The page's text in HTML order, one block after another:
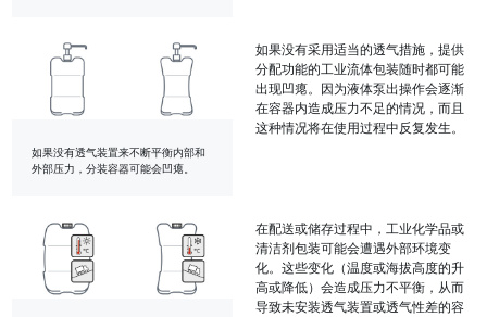
如果没有透气装置来不断平衡内部和
外部压力，分装容器可能会凹瘪。
如果没有采用适当的透气措施，提供
分配功能的工业流体包装随时都可能
出现凹瘪。因为液体泵出操作会逐渐
在容器内造成压力不足的情况，而且
这种情况将在使用过程中反复发生。
在配送或储存过程中，工业化学品或
清洁剂包装可能会遭遇外部环境变
化。这些变化（温度或海拔高度的升
高或降低）会造成压力不平衡，从而
导致未安装透气装置或透气性差的容